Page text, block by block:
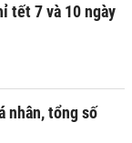
tết 7 và 10 ngày
nhân, tổng số